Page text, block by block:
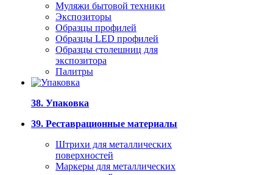
Муляжи бытовой техники
Экспозиторы
Образцы профилей
Образцы LED профилей
Образцы столешниц для
экспозитора
Палитры
38. Упаковка
39. Реставрационные материалы
Штрихи для металлических
поверхностей
Маркеры для металлических